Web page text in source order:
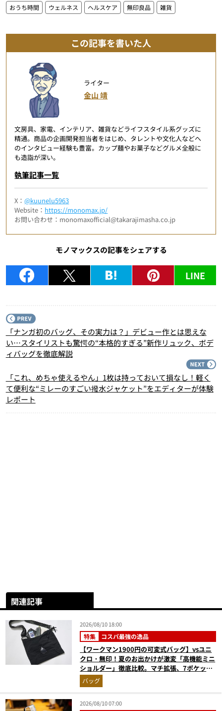
おうち時間 ウェルネス ヘルスケア 無印良品 雑貨
この記事を書いた人
ライター
金山 靖
文房具、家電、インテリア、雑貨などライフスタイル系グッズに
精通。商品の企画開発担当者をはじめ、タレントや文化人などへ
のインタビュー経験も豊富。カップ麺やお菓子などグルメ全般に
も造詣が深い。
執筆記事一覧
X：@kuunelu5963
Website： https://monomax.jp/
お問い合わせ：monomaxofficial@takarajimasha.co.jp
モノマックスの記事をシェアする
LINE
「ナンガ初のバッグ、その実力は？」デビュー作とは思えな
い…スタイリストも驚愕の“本格的すぎる”新作リュック、ボデ
ィバッグを徹底解説
「これ、めちゃ使えるやん」1枚は持っておいて損なし！軽く
て便利な“ミレーのすごい撥水ジャケット”をエディターが体験
レポート
関連記事
2026/08/10 18:00
特集 コスパ最強の逸品
【ワークマン1900円の可変式バッグ】vsユニ
クロ・無印！夏のお出かけが激変「高機能ミニ
ショルダー」徹底比較。マチ拡張、7ポケッ
ト、3WAYの傑作揃い
バッグ
2026/08/10 07:00